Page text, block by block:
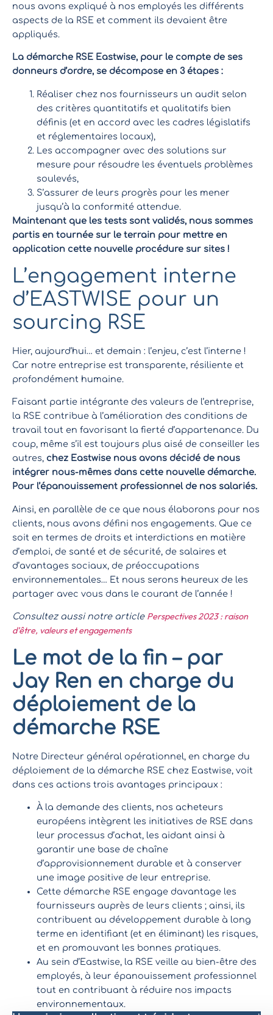
nous avons expliqué à nos employés les différents
aspects de la RSE et comment ils devaient être
appliqués.
La démarche RSE Eastwise, pour le compte de ses
donneurs d’ordre, se décompose en 3 étapes :
Réaliser chez nos fournisseurs un audit selon
des critères quantitatifs et qualitatifs bien
définis (et en accord avec les cadres législatifs
et réglementaires locaux),
Les accompagner avec des solutions sur
mesure pour résoudre les éventuels problèmes
soulevés,
S’assurer de leurs progrès pour les mener
jusqu’à la conformité attendue.
Maintenant que les tests sont validés, nous sommes
partis en tournée sur le terrain pour mettre en
application cette nouvelle procédure sur sites !
L’engagement interne
d’EASTWISE pour un
sourcing RSE
Hier, aujourd’hui… et demain : l’enjeu, c’est l’interne !
Car notre entreprise est transparente, résiliente et
profondément humaine.
Faisant partie intégrante des valeurs de l’entreprise,
la RSE contribue à l’amélioration des conditions de
travail tout en favorisant la fierté d’appartenance. Du
coup, même s’il est toujours plus aisé de conseiller les
autres, chez Eastwise nous avons décidé de nous
intégrer nous-mêmes dans cette nouvelle démarche.
Pour l’épanouissement professionnel de nos salariés.
Ainsi, en parallèle de ce que nous élaborons pour nos
clients, nous avons défini nos engagements. Que ce
soit en termes de droits et interdictions en matière
d’emploi, de santé et de sécurité, de salaires et
d’avantages sociaux, de préoccupations
environnementales… Et nous serons heureux de les
partager avec vous dans le courant de l’année !
Consultez aussi notre article Perspectives 2023 : raison
d’être, valeurs et engagements
Le mot de la fin – par
Jay Ren en charge du
déploiement de la
démarche RSE
Notre Directeur général opérationnel, en charge du
déploiement de la démarche RSE chez Eastwise, voit
dans ces actions trois avantages principaux :
À la demande des clients, nos acheteurs
européens intègrent les initiatives de RSE dans
leur processus d’achat, les aidant ainsi à
garantir une base de chaîne
d’approvisionnement durable et à conserver
une image positive de leur entreprise.
Cette démarche RSE engage davantage les
fournisseurs auprès de leurs clients ; ainsi, ils
contribuent au développement durable à long
terme en identifiant (et en éliminant) les risques,
et en promouvant les bonnes pratiques.
Au sein d’Eastwise, la RSE veille au bien-être des
employés, à leur épanouissement professionnel
tout en contribuant à réduire nos impacts
environnementaux.